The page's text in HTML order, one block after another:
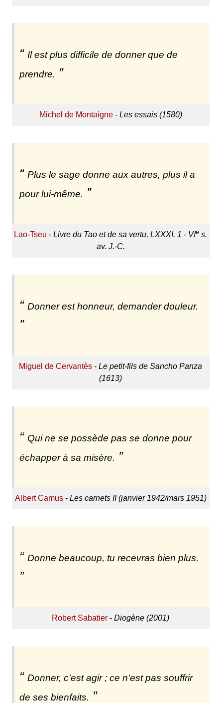
Il est plus difficile de donner que de
prendre.
Michel de Montaigne- Les essais (1580)
Plus le sage donne aux autres, plus il a
pour lui-même.
Lao-Tseu -Livre du Tao et de sa vertu, LXXXI, 1 - VIe s.
av. J.-C.
Donner est honneur, demander douleur.
Miguel de Cervantès -Le petit-fils de Sancho Panza
(1613)
Qui ne se possède pas se donne pour
échapper à sa misère.
Albert Camus- Les carnets II (janvier 1942/mars 1951)
Donne beaucoup, tu recevras bien plus.
Robert Sabatier -Diogène (2001)
Donner, c'est agir ; ce n'est pas souffrir
de ses bienfaits.